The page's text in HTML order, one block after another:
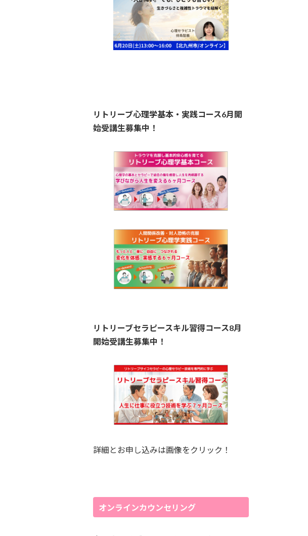
リトリーブ心理学基本・実践コース6月開
始受講生募集中！
リトリーブセラピースキル習得コース8月
開始受講生募集中！
詳細とお申し込みは画像をクリック！
オンラインカウンセリング